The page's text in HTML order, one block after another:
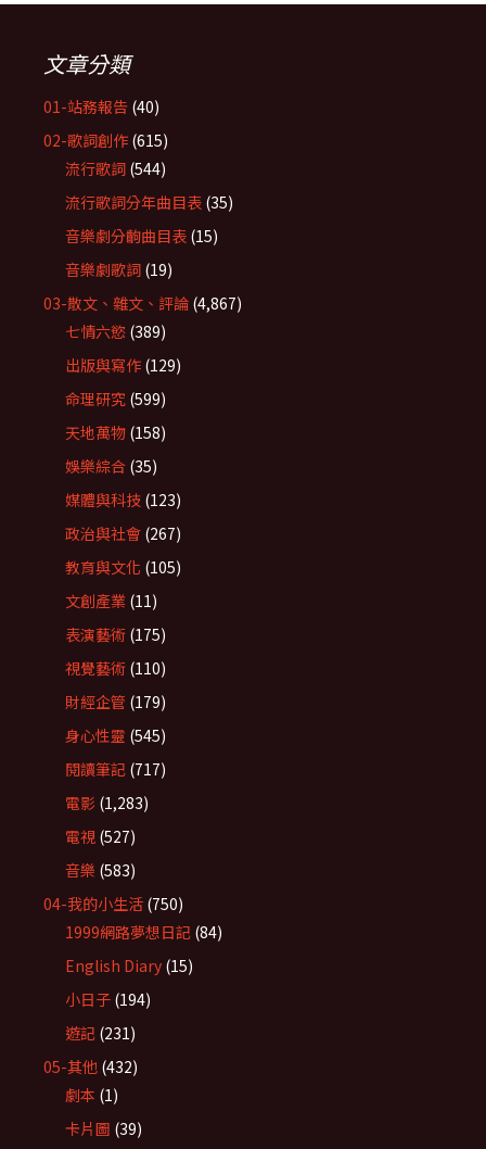
文章分類
01-站務報告 (40)
02-歌詞創作 (615)
流行歌詞 (544)
流行歌詞分年曲目表 (35)
音樂劇分齣曲目表 (15)
音樂劇歌詞 (19)
03-散文、雜文、評論 (4,867)
七情六慾 (389)
出版與寫作 (129)
命理研究 (599)
天地萬物 (158)
娛樂綜合 (35)
媒體與科技 (123)
政治與社會 (267)
教育與文化 (105)
文創產業 (11)
表演藝術 (175)
視覺藝術 (110)
財經企管 (179)
身心性靈 (545)
閱讀筆記 (717)
電影 (1,283)
電視 (527)
音樂 (583)
04-我的小生活 (750)
1999網路夢想日記 (84)
English Diary (15)
小日子 (194)
遊記 (231)
05-其他 (432)
劇本 (1)
卡片圖 (39)